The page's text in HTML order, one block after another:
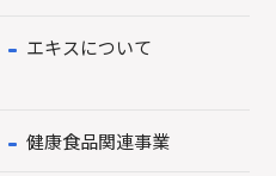
エキスについて
健康食品関連事業